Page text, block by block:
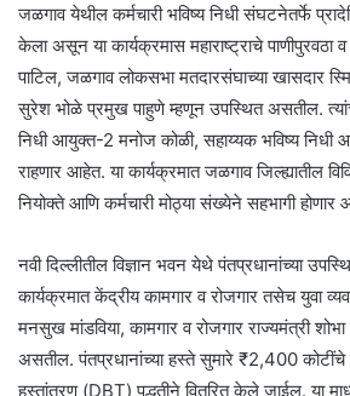
जळगाव येथील कर्मचारी भविष्य निधी संघटनेतर्फे
केला असून या कार्यक्रमास महाराष्ट्राचे पाणीपुरवठा
पाटिल, जळगाव लोकसभा मतदारसंघाच्या खासदार
सुरेश भोळे प्रमुख पाहुणे म्हणून उपस्थित असतील.
निधी आयुक्त-2 मनोज कोळी, सहाय्यक भविष्य निधी
राहणार आहेत. या कार्यक्रमात जळगाव जिल्ह्यातील
नियोक्ते आणि कर्मचारी मोठ्या संख्येने सहभागी होणार
नवी दिल्लीतील विज्ञान भवन येथे पंतप्रधानांच्या
कार्यक्रमात केंद्रीय कामगार व रोजगार तसेच युवा
मनसुख मांडविया, कामगार व रोजगार राज्यमंत्री
असतील. पंतप्रधानांच्या हस्ते सुमारे ₹2,400
हस्तांतरण (DBT) पद्धतीने वितरित केले जाईल. या